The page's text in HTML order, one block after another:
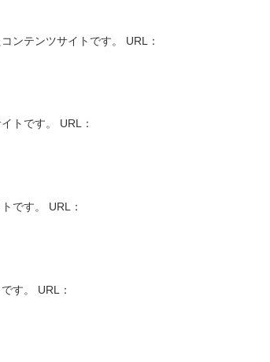
ンテンツサイトです。 URL：
トです。 URL：
です。 URL：
す。 URL：